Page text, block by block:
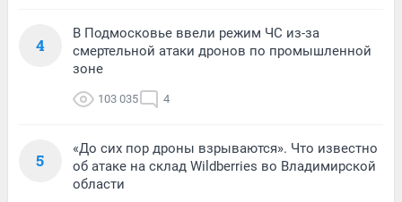
4
В Подмосковье ввели режим ЧС из-за
смертельной атаки дронов по промышленной
зоне
103 035 4
5
«До сих пор дроны взрываются». Что известно
об атаке на склад Wildberries во Владимирской
области